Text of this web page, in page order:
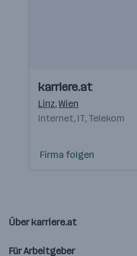
Videos
Einblicke
Einblicke
karriere.at
Linz,Wien
Internet, IT, Telekom
Firma folgen
Über karriere.at
Für Arbeitgeber